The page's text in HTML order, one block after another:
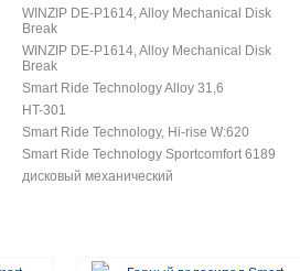
WINZIP DE-P1614, Alloy Mechanical Disk
Break
WINZIP DE-P1614, Alloy Mechanical Disk
Break
Smart Ride Technology Alloy 31,6
HT-301
Smart Ride Technology, Hi-rise W:620
Smart Ride Technology Sportcomfort 6189
дисковый механический